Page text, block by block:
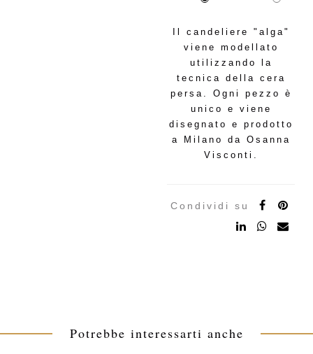
Il candeliere "alga"
viene modellato
utilizzando la
tecnica della cera
persa. Ogni pezzo è
unico e viene
disegnato e prodotto
a Milano da Osanna
Visconti.
Condividi su
Potrebbe interessarti anche